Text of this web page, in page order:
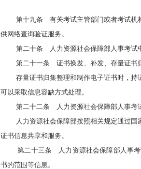
第十九条 有关考试主管部门或者考试机
供网络查询验证服务。
第二十条 人力资源社会保障部人事考试
第二十一条 证书换发、补发、存量证书
存量证书归集整理和制作电子证书时，持
可以采取信息容缺方式处理。
第二十二条 人力资源社会保障部人事考
人力资源社会保障部按照相关规定通过
证书信息共享和服务。
第二十三条 人力资源社会保障部人事
书的范围等信息。